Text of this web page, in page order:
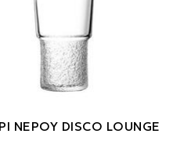
ΝΕΡΟΥ DISCO LOUNGE